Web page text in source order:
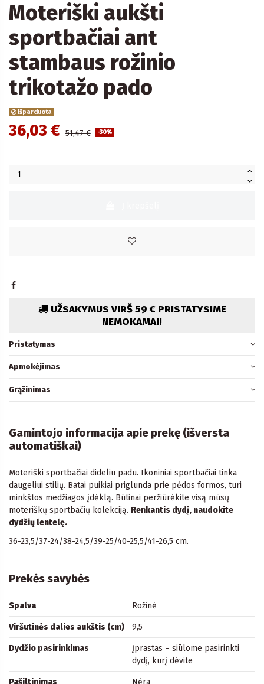
Moteriški aukšti
sportbačiai ant
stambaus rožinio
trikotažo pado
Išparduota
36,03 € 51,47 € -30%
UŽSAKYMUS VIRŠ 59 € PRISTATYSIME
NEMOKAMAI!
Pristatymas
Apmokėjimas
Grąžinimas
Gamintojo informacija apie prekę (išversta
automatiškai)
Moteriški sportbačiai dideliu padu. Ikoniniai sportbačiai tinka
daugeliui stilių. Batai puikiai priglunda prie pėdos formos, turi
minkštos medžiagos įdėklą. Būtinai peržiūrėkite visą mūsų
moteriškų sportbačių kolekciją. Renkantis dydį, naudokite
dydžių lentelę.
36-23,5/37-24/38-24,5/39-25/40-25,5/41-26,5 cm.
Prekės savybės
Spalva Rožinė
Viršutinės dalies aukštis (cm) 9,5
Dydžio pasirinkimas
Įprastas – siūlome pasirinkti
dydį, kurį dėvite